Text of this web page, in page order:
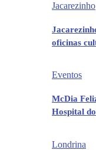
Jacarezinho
oficinas
Eventos
McDia
Hospital
Londrina